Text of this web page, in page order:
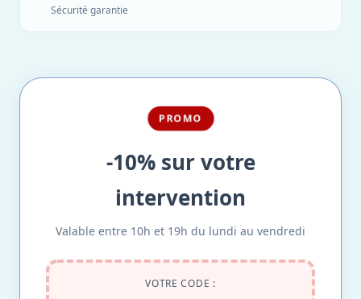
Sécurité garantie
PROMO
-10% sur votre
intervention
Valable entre 10h et 19h du lundi au vendredi
VOTRE CODE :